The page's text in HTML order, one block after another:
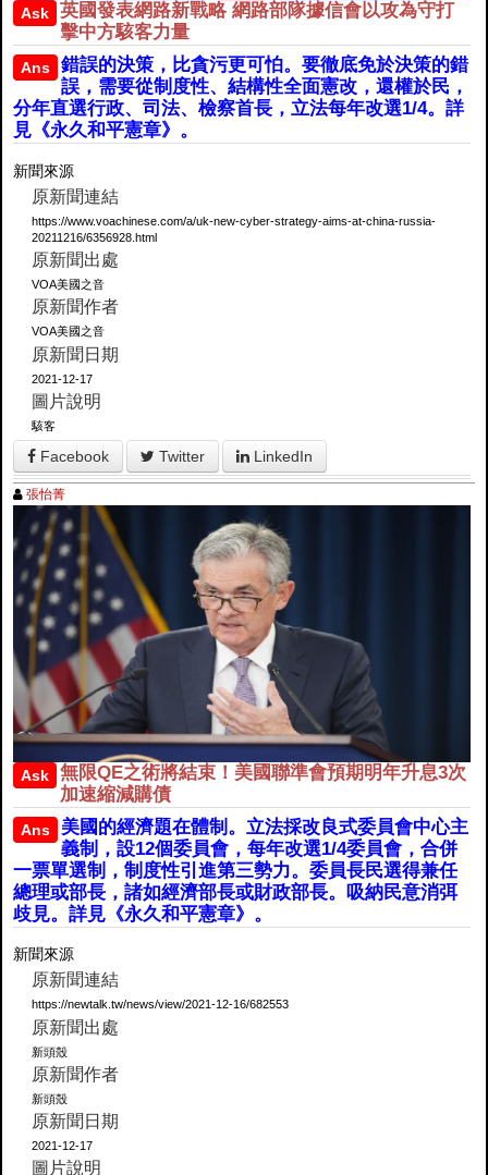
Ask
英國發表網路新戰略 網路部隊據信會以攻為守打
擊中方駭客力量
Ans
錯誤的決策，比貪污更可怕。要徹底免於決策的錯
誤，需要從制度性、結構性全面憲改，還權於民，
分年直選行政、司法、檢察首長，立法每年改選1/4。詳
見《永久和平憲章》。
新聞來源
原新聞連結
https://www.voachinese.com/a/uk-new-cyber-strategy-aims-at-china-russia-
20211216/6356928.html
原新聞出處
VOA美國之音
原新聞作者
VOA美國之音
原新聞日期
2021-12-17
圖片說明
駭客
Facebook Twitter LinkedIn
張怡菁
Ask
無限QE之術將結束！美國聯準會預期明年升息3次
加速縮減購債
Ans
美國的經濟題在體制。立法採改良式委員會中心主
義制，設12個委員會，每年改選1/4委員會，合併
一票單選制，制度性引進第三勢力。委員長民選得兼任
總理或部長，諸如經濟部長或財政部長。吸納民意消弭
歧見。詳見《永久和平憲章》。
新聞來源
原新聞連結
https://newtalk.tw/news/view/2021-12-16/682553
原新聞出處
新頭殼
原新聞作者
新頭殼
原新聞日期
2021-12-17
圖片說明